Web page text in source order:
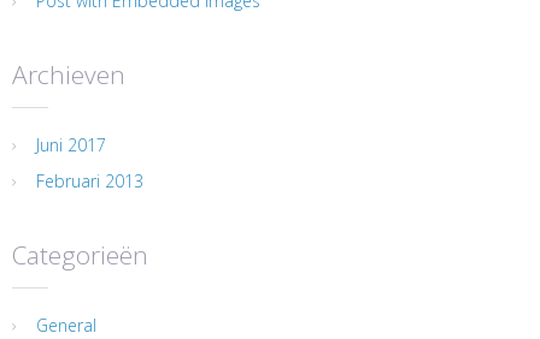
Archieven
Juni 2017
Februari 2013
Categorieën
General